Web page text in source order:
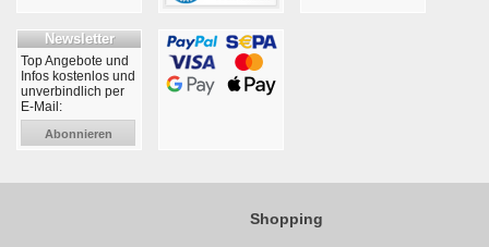
Newsletter
Top Angebote und
Infos kostenlos und
unverbindlich per
E-Mail:
Abonnieren
Shopping